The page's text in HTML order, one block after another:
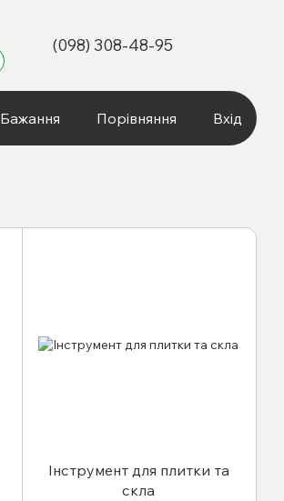
(098) 308-48-95
Бажання Порівняння Вхід
Інструмент для плитки та
скла